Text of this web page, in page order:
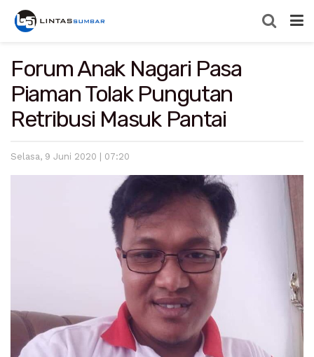
Forum Anak Nagari Pasa
Piaman Tolak Pungutan
Retribusi Masuk Pantai
Selasa, 9 Juni 2020 | 07:20